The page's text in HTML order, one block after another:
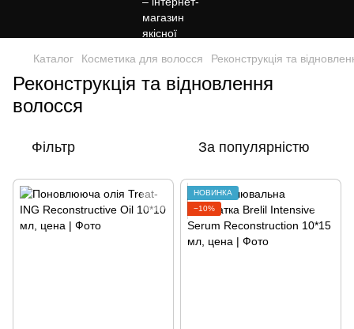
Каталог Косметика для волосся Реконструкція та
Реконструкція та відновлення
волосся
Фільтр За популярністю
НОВИНКА
−10%